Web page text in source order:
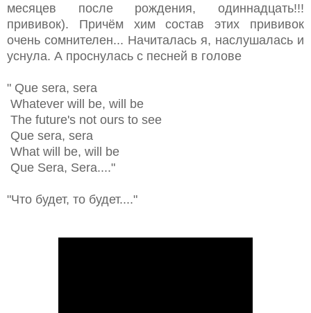
месяцев после рождения, одиннадцать!!!
прививок). Причём хим состав этих прививок
очень сомнителен... Начиталась я, наслушалась и
уснула. А проснулась с песней в голове
" Que sera, sera
Whatever will be, will be
The future's not ours to see
Que sera, sera
What will be, will be
Que Sera, Sera...."
"Что будет, то будет...."